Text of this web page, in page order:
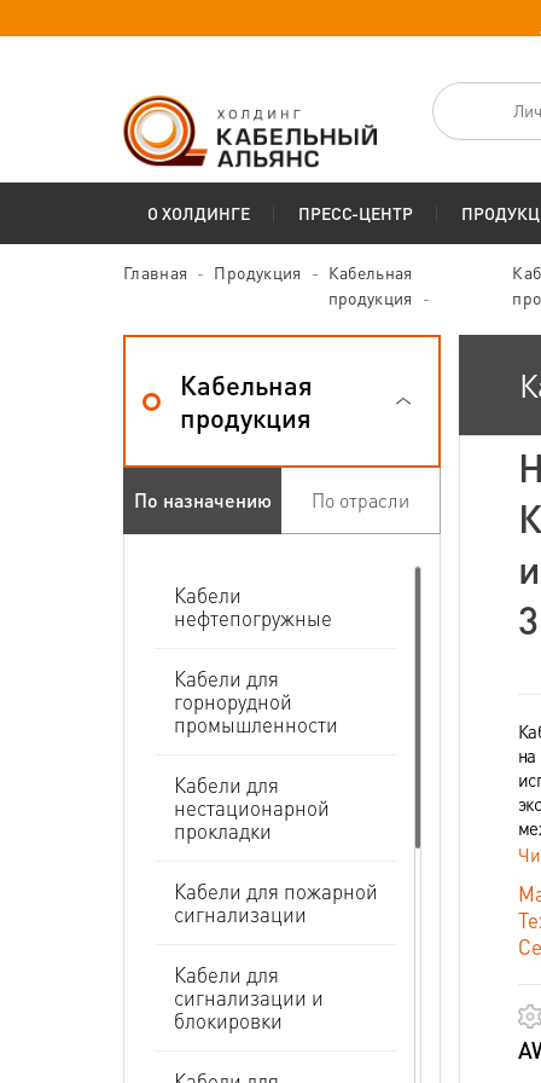
О ХОЛДИНГЕ ПРЕСС-ЦЕНТР
Главная Продукция
Кабельная
продукция
Кабельная
продукция
По назначению По отрасли
Кабели
нефтепогружные
Кабели для
горнорудной
промышленности
Кабели для
нестационарной
прокладки
Кабели для пожарной
сигнализации
Кабели для
сигнализации и
блокировки